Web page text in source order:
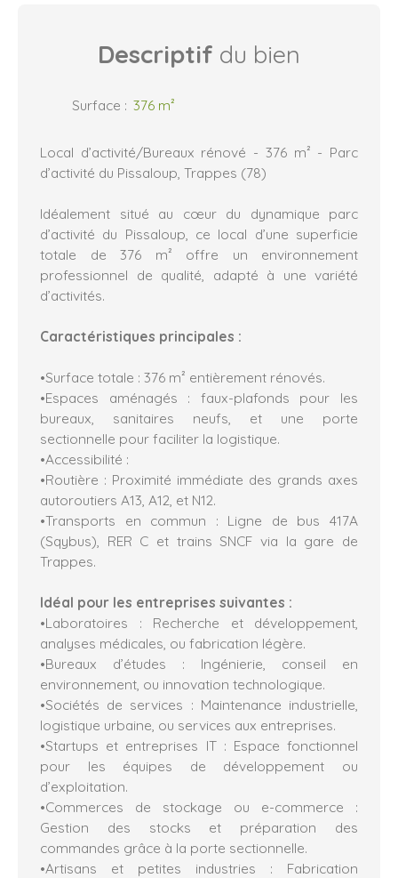
Descriptif du bien
Surface : 376 m²
Local d’activité/Bureaux rénové - 376 m² - Parc
d’activité du Pissaloup, Trappes (78)
Idéalement situé au cœur du dynamique parc
d’activité du Pissaloup, ce local d’une superficie
totale de 376 m² offre un environnement
professionnel de qualité, adapté à une variété
d’activités.
Caractéristiques principales :
•Surface totale : 376 m² entièrement rénovés.
•Espaces aménagés : faux-plafonds pour les
bureaux, sanitaires neufs, et une porte
sectionnelle pour faciliter la logistique.
•Accessibilité :
•Routière : Proximité immédiate des grands axes
autoroutiers A13, A12, et N12.
•Transports en commun : Ligne de bus 417A
(Sqybus), RER C et trains SNCF via la gare de
Trappes.
Idéal pour les entreprises suivantes :
•Laboratoires : Recherche et développement,
analyses médicales, ou fabrication légère.
•Bureaux d’études : Ingénierie, conseil en
environnement, ou innovation technologique.
•Sociétés de services : Maintenance industrielle,
logistique urbaine, ou services aux entreprises.
•Startups et entreprises IT : Espace fonctionnel
pour les équipes de développement ou
d’exploitation.
•Commerces de stockage ou e-commerce :
Gestion des stocks et préparation des
commandes grâce à la porte sectionnelle.
•Artisans et petites industries : Fabrication